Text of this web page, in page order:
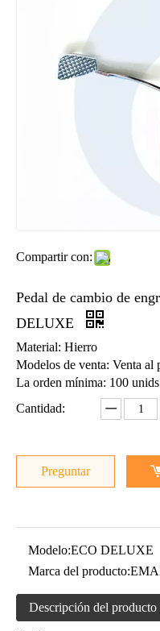
Compartir con:
Pedal de cambio de
DELUXE
Material: Hierro
Modelos de venta: Venta al
La orden mínima: 100 unids
Cantidad:
Preguntar
Modelo:ECO DELUXE
Marca del producto:
Descripción del producto